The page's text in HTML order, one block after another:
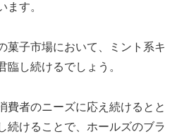
ます。
菓子市場において、ミント系キ
臨し続けるでしょう。
費者のニーズに応え続けるとと
続けることで、ホールズのブラ